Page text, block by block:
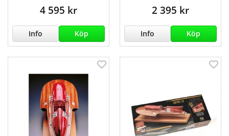
4 595 kr
Info Köp
2 395 kr
Info Köp